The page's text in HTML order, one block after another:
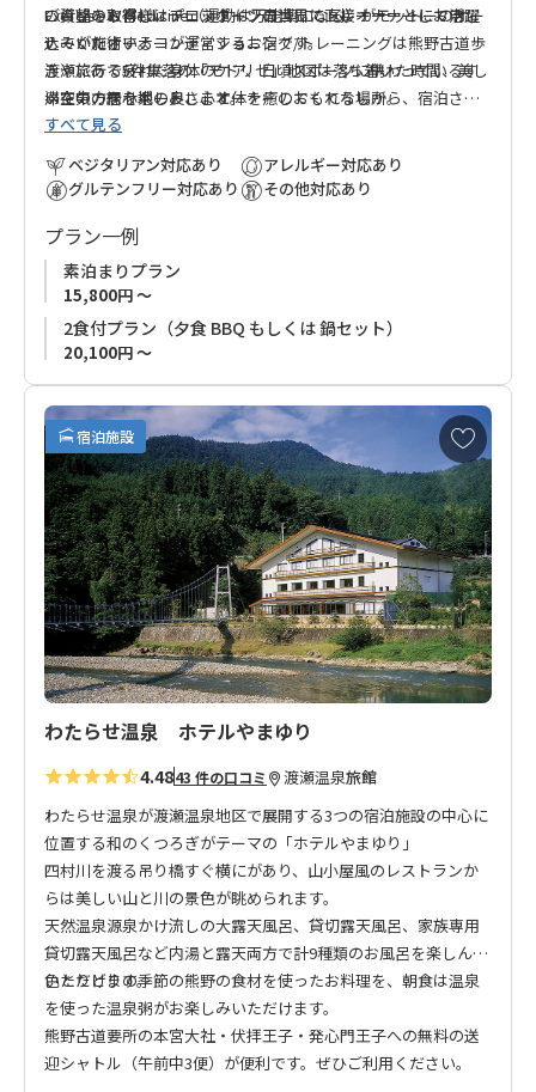
の資格を取得し、プロスポーツの世界でトレーナーとして活躍
していたオーナーが運営するお宿です。
渡瀬にある5件集落の「モドリゼ」地区は落ち着いた時間、美し
い空気、緑を楽しみ、心と体を癒してくれる場所。
一日一組限定のため、ご家族やご友人、グループで気兼ねなく
安心してご利用いただけます。
Exercise is Medicine（運動は万能薬になる）がモットーのオー
ナーが施術するコンディショニング/トレーニングは熊野古道歩
きや旅行で疲れた身体のケア、日頃スポーツに携わっているす
べての方をサポートします。
ご希望のお客様はチェックイン日当日に直接オーナーにお申し
込みください。
滞在中の居心地の良さ、オーナーのおもてなしから、宿泊され
たお客様から「連泊で予約すれば良かった」と感想をいただく
すべて見る
ベジタリアン対応あり
グルテンフリー対応あり
アレルギー対応あり
その他対応あり
プラン一例
素泊まりプラン
15,800円 ～
2食付プラン（夕食 BBQ もしくは 鍋セット）
20,100円 ～
宿泊施設
お
気
に
入
り
に
追
加
わたらせ温泉 ホテルやまゆり
4.4843 件の口コミ 渡瀬温泉旅館
わたらせ温泉が渡瀬温泉地区で展開する3つの宿泊施設の中心に
位置する和のくつろぎがテーマの「ホテルやまゆり」
四村川を渡る吊り橋すぐ横にがあり、山小屋風のレストランか
らは美しい山と川の景色が眺められます。
天然温泉源泉かけ流しの大露天風呂、貸切露天風呂、家族専用
貸切露天風呂など内湯と露天両方で計9種類のお風呂を楽しんで
いただけます。
色とりどりの季節の熊野の食材を使ったお料理を、朝食は温泉
を使った温泉粥がお楽しみいただけます。
熊野古道要所の本宮大社・伏拝王子・発心門王子への無料の送
迎シャトル（午前中3便）が便利です。ぜひご利用ください。